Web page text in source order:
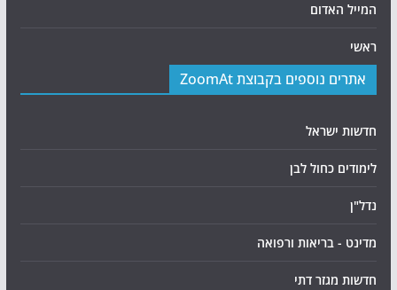
המייל האדום
ראשי
אתרים נוספים בקבוצת ZoomAt
חדשות ישראל
לימודים כחול לבן
נדל"ן
מדינט - בריאות ורפואה
חדשות מגזר דתי